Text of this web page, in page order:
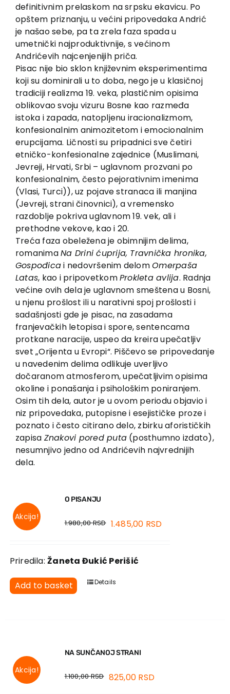
definitivnim prelaskom na srpsku ekavicu. Po
opštem priznanju, u većini pripovedaka Andrić
je našao sebe, pa ta zrela faza spada u
umetnički najproduktivnije, s većinom
Andrićevih najcenjenijih priča.
Pisac nije bio sklon književnim eksperimentima
koji su dominirali u to doba, nego je u klasičnoj
tradiciji realizma 19. veka, plastičnim opisima
oblikovao svoju vizuru Bosne kao razmeđa
istoka i zapada, natopljenu iracionalizmom,
konfesionalnim animozitetom i emocionalnim
erupcijama. Ličnosti su pripadnici sve četiri
etničko-konfesionalne zajednice (Muslimani,
Jevreji, Hrvati, Srbi – uglavnom prozvani po
konfesionalnim, često pejorativnim imenima
(Vlasi, Turci)), uz pojave stranaca ili manjina
(Jevreji, strani činovnici), a vremensko
razdoblje pokriva uglavnom 19. vek, ali i
prethodne vekove, kao i 20.
Treća faza obeležena je obimnijim delima,
romanimaNa Drini ćuprija, Travnička hronika,
Gospođicai nedovršenim delomOmerpaša
Latas, kao i pripovetkomProkleta avlija. Radnja
većine ovih dela je uglavnom smeštena u Bosni,
u njenu prošlost ili u narativni spoj prošlosti i
sadašnjosti gde je pisac, na zasadama
franjevačkih letopisa i spore, sentencama
protkane naracije, uspeo da kreira upečatljiv
svet „Orijenta u Evropi“. Piščevo se pripovedanje
u navedenim delima odlikuje uverljivo
dočaranom atmosferom, upečatljivim opisima
okoline i ponašanja i psihološkim poniranjem.
Osim tih dela, autor je u ovom periodu objavio i
niz pripovedaka, putopisne i esejističke proze i
poznato i često citirano delo, zbirku aforističkih
zapisa Znakovi pored puta (posthumno izdato),
nesumnjivo jedno od Andrićevih najvrednijih
dela.
Akcija!
O PISANJU
1.980,00RSD 1.485,00 RSD
Priredila:Žaneta Đukić Perišić
Add to basket Details
Akcija!
NA SUNČANOJ STRANI
1.100,00RSD 825,00 RSD